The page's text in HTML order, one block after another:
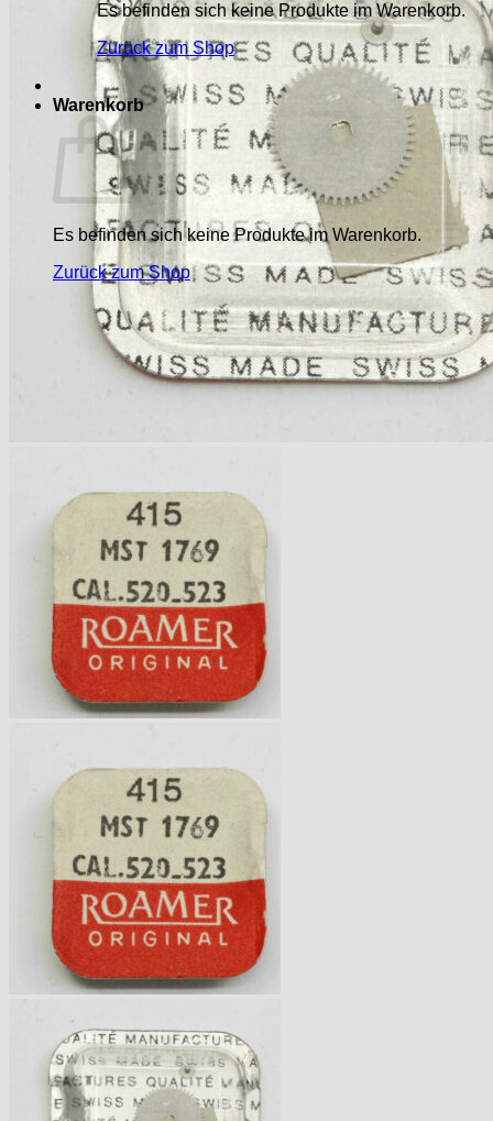
Es befinden sich keine Produkte im Warenkorb.
Zurück zum Shop
Warenkorb
Es befinden sich keine Produkte im Warenkorb.
Zurück zum Shop